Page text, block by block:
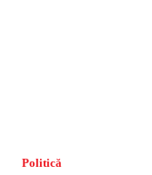
Politică